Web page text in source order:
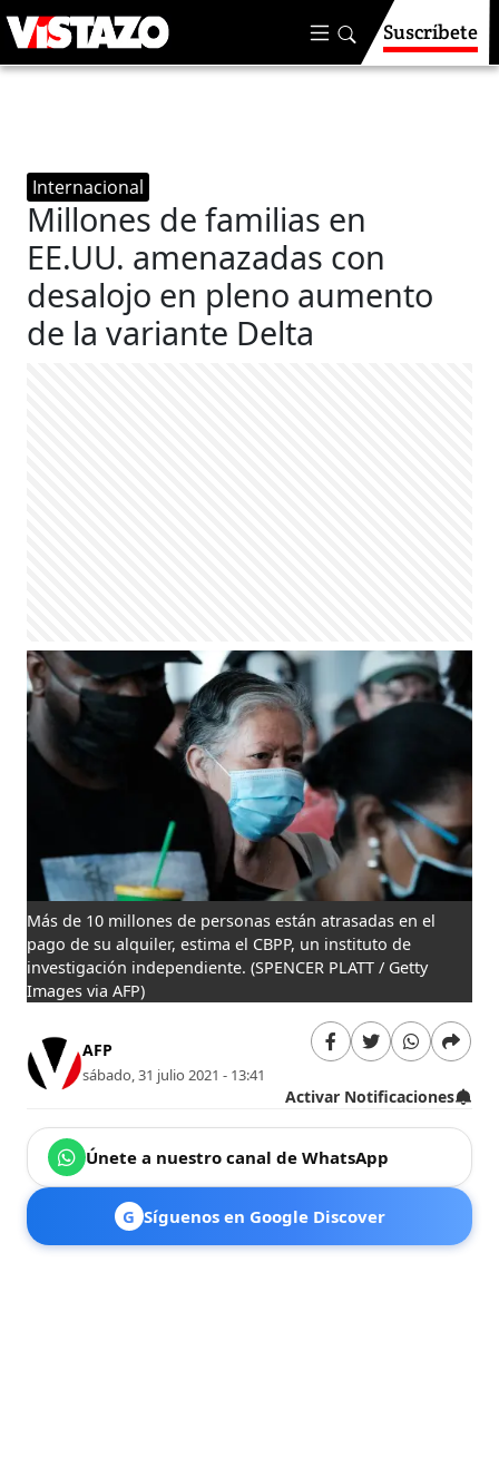
Suscríbete
Internacional
Millones de familias en
EE.UU. amenazadas con
desalojo en pleno aumento
de la variante Delta
Más de 10 millones de personas están atrasadas en el
pago de su alquiler, estima el CBPP, un instituto de
investigación independiente.(SPENCER PLATT / Getty
Images via AFP)
AFP
sábado, 31 julio 2021 - 13:41
Activar Notificaciones
Únete a nuestro canal de WhatsApp
G Síguenos en Google Discover